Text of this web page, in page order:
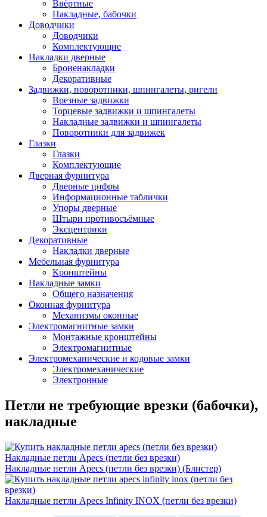
Ввёртные
Накладные, бабочки
Доводчики
Доводчики
Комплектующие
Накладки дверные
Броненакладки
Декоративные
Задвижки, поворотники, шпингалеты, ригели
Врезные задвижки
Торцевые задвижки и шпингалеты
Накладные задвижки и шпингалеты
Поворотники для задвижек
Глазки
Глазки
Комплектующие
Дверная фурнитура
Дверные цифры
Информационные таблички
Упоры дверные
Штыри противосъёмные
Эксцентрики
Декоративные
Накладки дверные
Мебельная фурнитура
Кронштейны
Накладные замки
Общего назначения
Оконная фурнитура
Механизмы оконные
Электромагнитные замки
Монтажные кронштейны
Электромагнитные
Электромеханические и кодовые замки
Электромеханические
Электронные
Петли не требующие врезки (бабочки),
накладные
Накладные петли Apecs (петли без врезки)
Накладные петли Apecs (петли без врезки) (Блистер)
Накладные петли Apecs Infinity INOX (петли без врезки)